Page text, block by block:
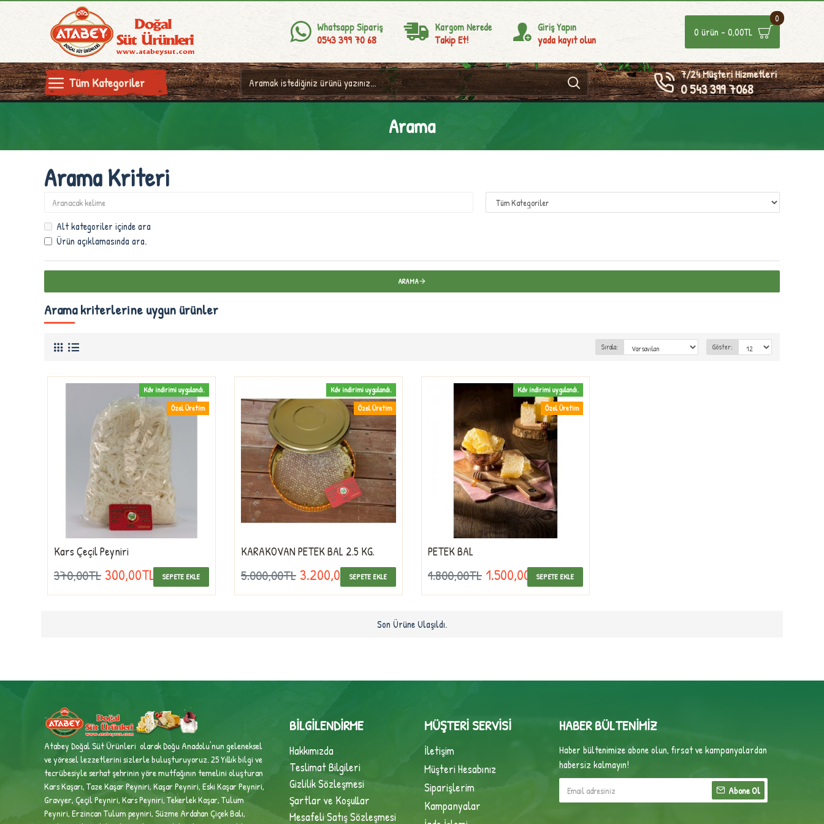
Whatsapp Sipariş
0543 399 70 68
Kargom Nerede
Takip Et!
Giriş Yapın
yada kayıt olun
0 ürün - 0,00TL
0
Tüm Kategoriler
7/24 Müşteri Hizmetleri
0 543 399 7068
Arama
Arama Kriteri
Alt kategoriler içinde ara
Ürün açıklamasında ara.
ARAMA
Arama kriterlerine uygun ürünler
Sırala: Göster:
Özel Üretim
Kdv indirimi uygulandı.
Kars Çeçil Peyniri
370,00TL 300,00TL SEPETE EKLE
Özel Üretim
Kdv indirimi uygulandı.
KARAKOVAN PETEK BAL 2.5 KG.
5.000,00TL 3.200,00TLSEPETE EKLE
Özel Üretim
Kdv indirimi uygulandı.
PETEK BAL
1.800,00TL 1.500,00TLSEPETE EKLE
Son Ürüne Ulaşıldı.
Atabey Doğal Süt Ürünleri olarak Doğu Anadolu'nun geleneksel
ve yöresel lezzetlerini sizlerle buluşturuyoruz. 25 Yıllık bilgi ve
tecrübesiyleserhat şehrinin yöre mutfağının temelini oluşturan
Kars Kaşarı, Taze Kaşar Peyniri, Kaşar Peyniri, Eski Kaşar Peyniri,
Gravyer, Çeçil Peyniri, Kars Peyniri, Tekerlek Kaşar, Tulum
Peyniri, Erzincan Tulum peyniri,Süzme Ardahan Çiçek Balı,
BILGILENDIRME
Hakkımızda
Teslimat Bilgileri
Gizlilik Sözleşmesi
Şartlar ve Koşullar
Mesafeli Satış Sözleşmesi
MÜŞTERI SERVISI
İletişim
Müşteri Hesabınız
Siparişlerim
Kampanyalar
HABER BÜLTENIMIZ
Haber bültenimize abone olun, fırsat ve kampanyalardan
habersiz kalmayın!
Abone Ol